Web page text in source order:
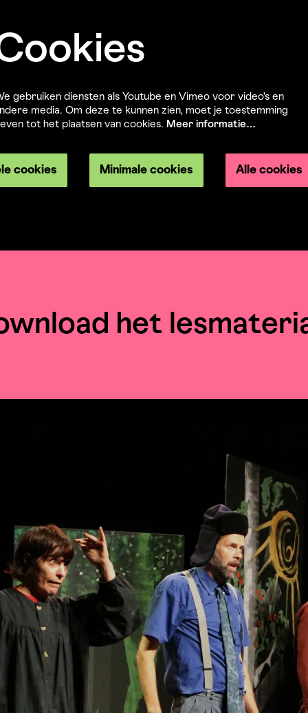
gebruiken diensten als Youtube en Vimeo voor video's en
media. Om deze te kunnen zien, moet je toestemming
tot het plaatsen van cookies. Meer informatie…
cookies Minimale cookies Alle cookies
het